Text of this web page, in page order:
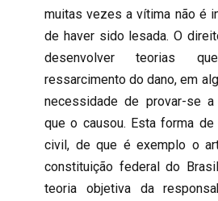
muitas vezes a vítima não é
de haver sido lesada. O
desenvolver teorias
ressarcimento do dano, em
necessidade de provar-se
que o causou. Esta forma
civil, de que é exemplo o
constituição federal do
teoria objetiva da